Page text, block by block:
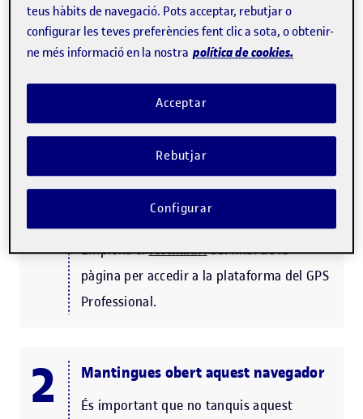
Informe personalitzat del teu perfil professional
Instruccions d'accés a
la plataforma GPS
Emplena elformularidel final de la
pàgina per accedir a la plataforma del GPS
Professional.
Mantingues obert aquest navegador
És important que no tanquis aquest
teus hàbits de navegació. Pots acceptar, rebutjar o
configurar les teves preferències fent clic a sota, o obtenir-
ne més informació en la nostra política de cookies.
Rebutjar
Acceptar
Configurar